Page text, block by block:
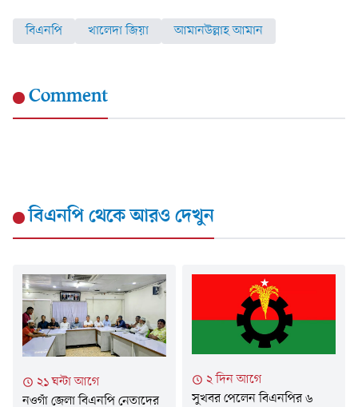
বিএনপি খালেদা জিয়া আমানউল্লাহ আমান
Comment
বিএনপিথেকে আরও দেখুন
২১ ঘন্টা আগে
নওগাঁ জেলা বিএনপি নেতাদের
২ দিন আগে
সুখবর পেলেন বিএনপির ৬